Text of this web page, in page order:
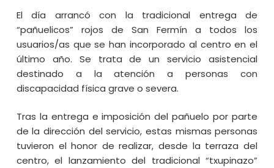
El día arrancó con la tradicional entrega de
“pañuelicos” rojos de San Fermín a todos los
usuarios/as que se han incorporado al centro en el
último año. Se trata de un servicio asistencial
destinado a la atención a personas con
discapacidad física grave o severa.
Tras la entrega e imposición del pañuelo por parte
de la dirección del servicio, estas mismas personas
tuvieron el honor de realizar, desde la terraza del
centro, el lanzamiento del tradicional “txupinazo”